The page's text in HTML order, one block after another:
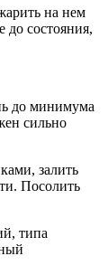
на нем
до состояния,
до минимума
сильно
залить
Посолить
типа